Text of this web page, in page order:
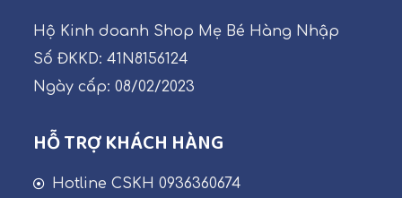
Hộ Kinh doanh Shop Mẹ Bé Hàng Nhập
Số ĐKKD: 41N8156124
Ngày cấp: 08/02/2023
HỖ TRỢ KHÁCH HÀNG
Hotline CSKH 0936360674